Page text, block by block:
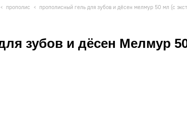
прополис прополисный гель для зубов и дёсен мелмур 50 мл (с
зубов и дёсен Мелмур